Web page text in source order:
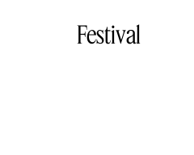
Festival